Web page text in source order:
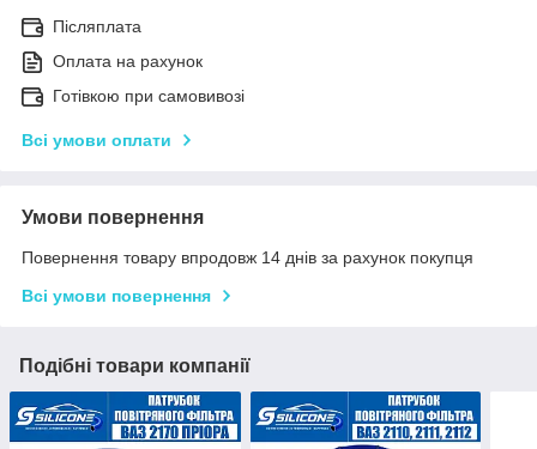
Післяплата
Оплата на рахунок
Готівкою при самовивозі
Всі умови оплати
Умови повернення
Повернення товару впродовж 14 днів за рахунок покупця
Всі умови повернення
Подібні товари компанії